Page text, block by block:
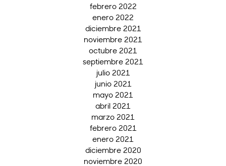
febrero 2022
enero 2022
diciembre 2021
noviembre 2021
octubre 2021
septiembre 2021
julio 2021
junio 2021
mayo 2021
abril 2021
marzo 2021
febrero 2021
enero 2021
diciembre 2020
noviembre 2020